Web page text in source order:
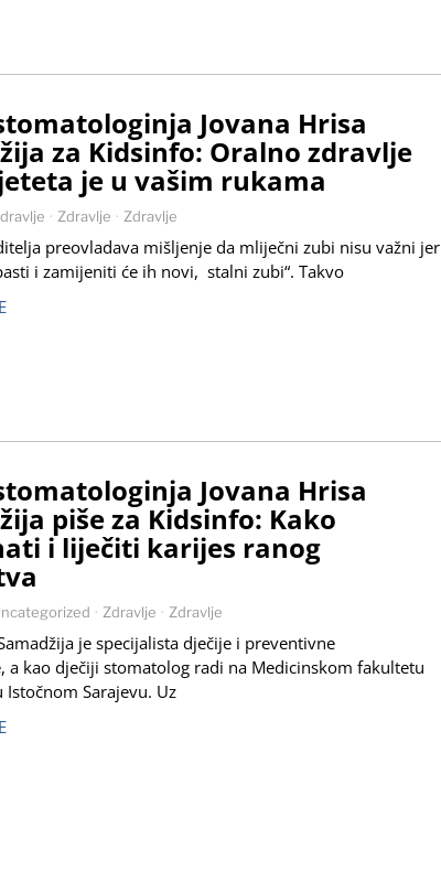
Jovana Hrisa
za Kidsinfo: Oralno zdravlje
je u vašim rukama
· Zdravlje · Zdravlje
preovladava mišljenje da mliječni zubi nisu važni jer
i zamijeniti će ih novi, stalni zubi“. Takvo
Jovana Hrisa
piše za Kidsinfo: Kako
i liječiti karijes ranog
· Zdravlje · Zdravlje
je specijalista dječije i preventivne
a kao dječiji stomatolog radi na Medicinskom fakultetu
Istočnom Sarajevu. Uz